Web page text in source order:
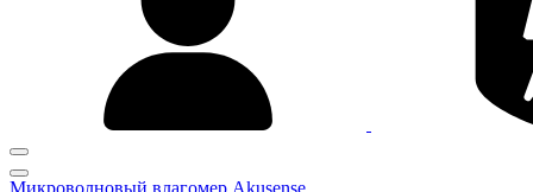
Микроволновый влагомер Akusense